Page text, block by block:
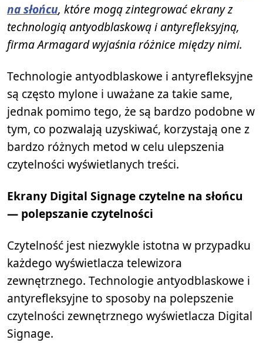
na słońcu, które mogą zintegrować ekrany z
technologią antyodblaskową i antyrefleksyjną,
firma Armagard wyjaśnia różnice między nimi.
Technologie antyodblaskowe i antyrefleksyjne
są często mylone i uważane za takie same,
jednak pomimo tego, że są bardzo podobne w
tym, co pozwalają uzyskiwać, korzystają one z
bardzo różnych metod w celu ulepszenia
czytelności wyświetlanych treści.
Ekrany Digital Signage czytelne na słońcu
— polepszanie czytelności
Czytelność jest niezwykle istotna w przypadku
każdego wyświetlacza telewizora
zewnętrznego. Technologie antyodblaskowe i
antyrefleksyjne to sposoby na polepszenie
czytelności zewnętrznego wyświetlacza Digital
Signage.